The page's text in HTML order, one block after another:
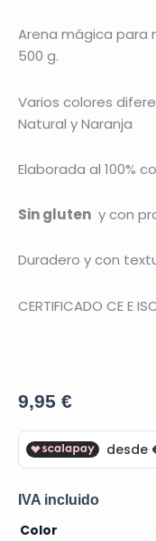
Arena mágica para
500 g.
Varios colores
Natural y Naranja
Elaborada al 100%
Sin gluten y con
Duradero y con
CERTIFICADO CE E
9,95 €
IVA incluido
Color
Arena